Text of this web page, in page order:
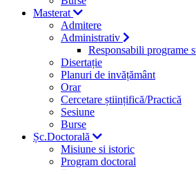
Masterat
Admitere
Administrativ
Responsabili programe
Disertație
Planuri de invățământ
Orar
Cercetare științifică/Practică
Sesiune
Burse
Șc.Doctorală
Misiune si istoric
Program doctoral